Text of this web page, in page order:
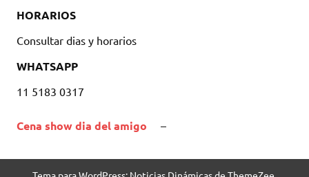
HORARIOS
Consultar dias y horarios
WHATSAPP
11 5183 0317
Cena show dia del amigo –